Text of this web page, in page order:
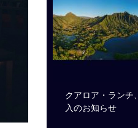
クアロア・ランチ
入のお知らせ